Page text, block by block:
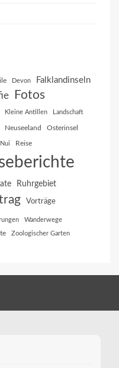
Devon Falklandinseln
Fotos
Kleine Antillen Landschaft
Neuseeland Osterinsel
Nui Reise
Ruhrgebiet
Vorträge
Wanderwege
Zoologischer Garten